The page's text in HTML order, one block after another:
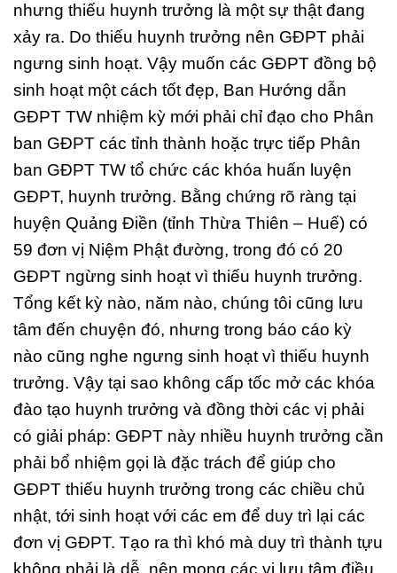
nhưng thiếu huynh trưởng là một sự thật đang
xảy ra. Do thiếu huynh trưởng nên GĐPT phải
ngưng sinh hoạt. Vậy muốn các GĐPT đồng bộ
sinh hoạt một cách tốt đẹp, Ban Hướng dẫn
GĐPT TW nhiệm kỳ mới phải chỉ đạo cho Phân
ban GĐPT các tỉnh thành hoặc trực tiếp Phân
ban GĐPT TW tổ chức các khóa huấn luyện
GĐPT, huynh trưởng. Bằng chứng rõ ràng tại
huyện Quảng Điền (tỉnh Thừa Thiên – Huế) có
59 đơn vị Niệm Phật đường, trong đó có 20
GĐPT ngừng sinh hoạt vì thiếu huynh trưởng.
Tổng kết kỳ nào, năm nào, chúng tôi cũng lưu
tâm đến chuyện đó, nhưng trong báo cáo kỳ
nào cũng nghe ngưng sinh hoạt vì thiếu huynh
trưởng. Vậy tại sao không cấp tốc mở các khóa
đào tạo huynh trưởng và đồng thời các vị phải
có giải pháp: GĐPT này nhiều huynh trưởng cần
phải bổ nhiệm gọi là đặc trách để giúp cho
GĐPT thiếu huynh trưởng trong các chiều chủ
nhật, tới sinh hoạt với các em để duy trì lại các
đơn vị GĐPT. Tạo ra thì khó mà duy trì thành tựu